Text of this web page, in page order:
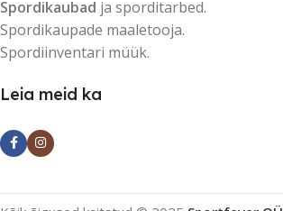
Spordikaubad ja sporditarbed.
Spordikaupade maaletooja.
Spordiinventari müük.
Leia meid ka